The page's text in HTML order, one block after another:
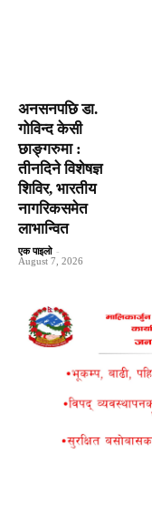
अनसनपछि डा.
गोविन्द केसी
छाङ्गरुमा :
तीनदिने विशेषज्ञ
शिविर, भारतीय
नागरिकसमेत
लाभान्वित
एक पाइलो -
August 7, 2026